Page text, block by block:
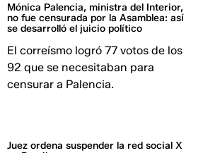
Mónica Palencia, ministra del Interior,
no fue censurada por la Asamblea: así
se desarrolló el juicio político
El correísmo logró 77 votos de los
92 que se necesitaban para
censurar a Palencia.
Juez ordena suspender la red social X